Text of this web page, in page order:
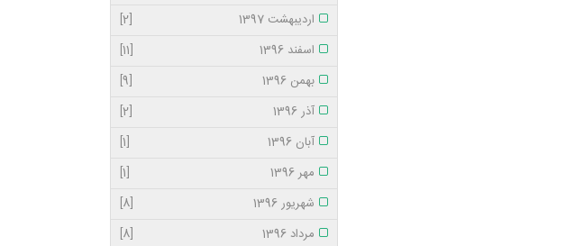
اردیبهشت 1397
[2]
اسفند 1396
[11]
بهمن 1396
[9]
آذر 1396
[2]
آبان 1396
[1]
مهر 1396
[1]
شهریور 1396
[8]
مرداد 1396
[8]